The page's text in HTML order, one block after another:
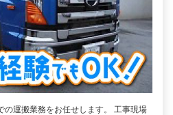
の運搬業務をお任せします。 工事現場